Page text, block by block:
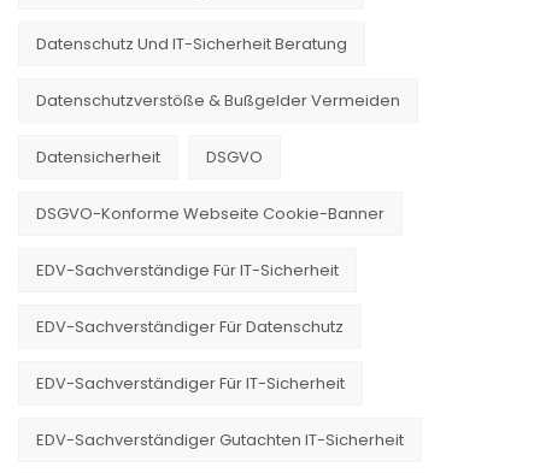
Datenschutz Und IT-Sicherheit Beratung
Datenschutzverstöße & Bußgelder Vermeiden
Datensicherheit DSGVO
DSGVO-Konforme Webseite Cookie-Banner
EDV-Sachverständige Für IT-Sicherheit
EDV-Sachverständiger Für Datenschutz
EDV-Sachverständiger Für IT-Sicherheit
EDV-Sachverständiger Gutachten IT-Sicherheit